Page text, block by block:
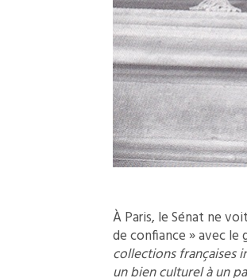
À Paris, le Sénat ne
de confiance » avec le
collections françaises
un bien culturel à un